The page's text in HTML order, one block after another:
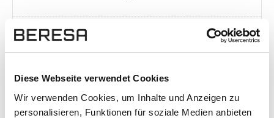
Diese Webseite verwendet Cookies
Wir verwenden Cookies, um Inhalte und Anzeigen zu
personalisieren, Funktionen für soziale Medien anbieten
Exposé herunterladen [pdf]
Unsere Vorteile